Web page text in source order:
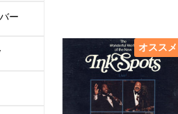
オススメ
ー